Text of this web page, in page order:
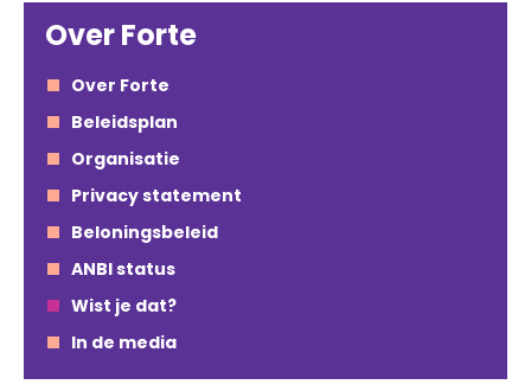
Over Forte
Over Forte
Beleidsplan
Organisatie
Privacy statement
Beloningsbeleid
ANBI status
Wist je dat?
In de media